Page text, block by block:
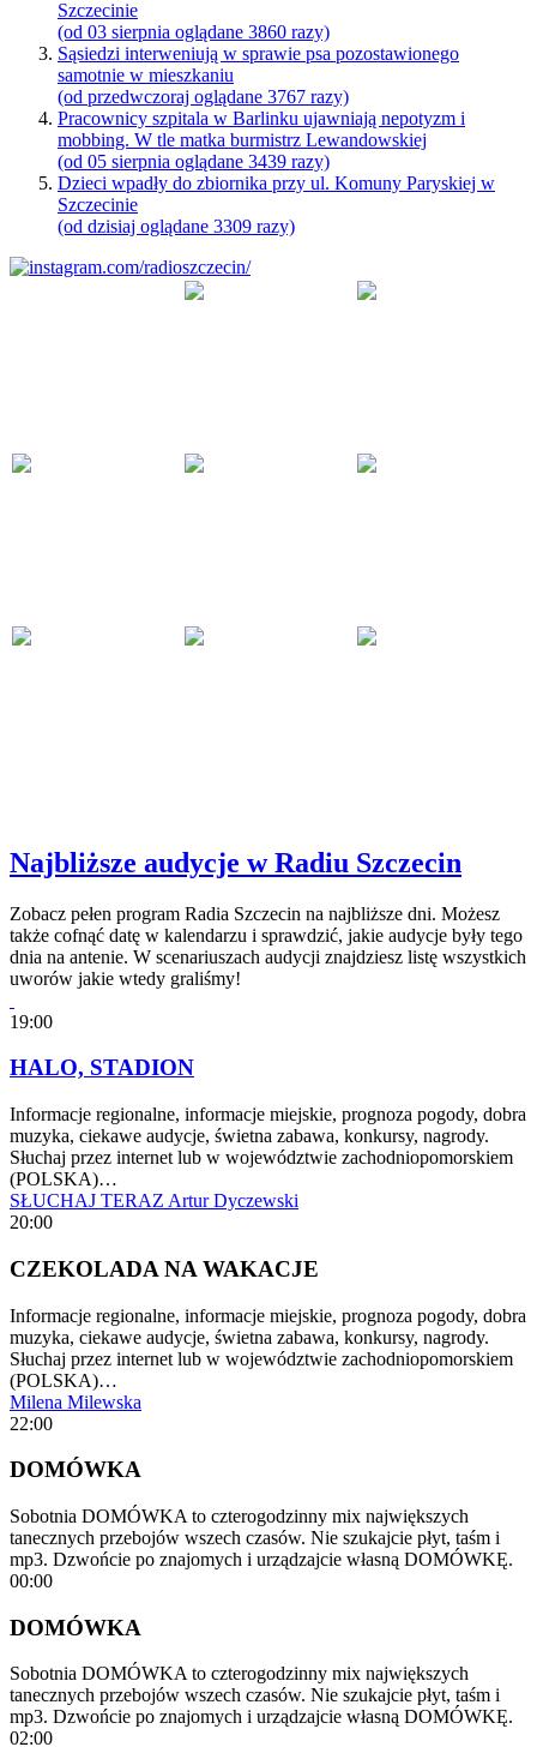
Szczecinie
(od 03 sierpnia oglądane 3860 razy)
Sąsiedzi interweniują w sprawie psa pozostawionego
samotnie w mieszkaniu
(od przedwczoraj oglądane 3767 razy)
Pracownicy szpitala w Barlinku ujawniają nepotyzm i
mobbing. W tle matka burmistrz Lewandowskiej
(od 05 sierpnia oglądane 3439 razy)
Dzieci wpadły do zbiornika przy ul. Komuny Paryskiej w
Szczecinie
(od dzisiaj oglądane 3309 razy)
Najbliższe audycje w Radiu Szczecin
Zobacz pełen program Radia Szczecin na najbliższe dni. Możesz
także cofnąć datę w kalendarzu i sprawdzić, jakie audycje były tego
dnia na antenie. W scenariuszach audycji znajdziesz listę wszystkich
uworów jakie wtedy graliśmy!
19:00
HALO, STADION
Informacje regionalne, informacje miejskie, prognoza pogody, dobra
muzyka, ciekawe audycje, świetna zabawa, konkursy, nagrody.
Słuchaj przez internet lub w województwie zachodniopomorskiem
(POLSKA)…
SŁUCHAJ TERAZ Artur Dyczewski
20:00
CZEKOLADA NA WAKACJE
Informacje regionalne, informacje miejskie, prognoza pogody, dobra
muzyka, ciekawe audycje, świetna zabawa, konkursy, nagrody.
Słuchaj przez internet lub w województwie zachodniopomorskiem
(POLSKA)…
Milena Milewska
22:00
DOMÓWKA
Sobotnia DOMÓWKA to czterogodzinny mix największych
tanecznych przebojów wszech czasów. Nie szukajcie płyt, taśm i
mp3. Dzwońcie po znajomych i urządzajcie własną DOMÓWKĘ.
00:00
DOMÓWKA
Sobotnia DOMÓWKA to czterogodzinny mix największych
tanecznych przebojów wszech czasów. Nie szukajcie płyt, taśm i
mp3. Dzwońcie po znajomych i urządzajcie własną DOMÓWKĘ.
02:00